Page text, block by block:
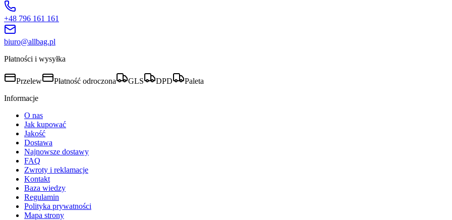
+48 796 161 161
biuro@allbag.pl
Płatności i wysyłka
Przelew Płatność odroczona GLS DPD
Paleta
Informacje
O nas
Jak kupować
Jakość
Dostawa
Najnowsze dostawy
FAQ
Zwroty i reklamacje
Kontakt
Baza wiedzy
Regulamin
Polityka prywatności
Mapa strony